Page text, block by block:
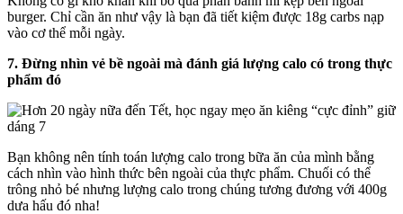
burger. Chỉ cần ăn như vậy là bạn đã tiết kiệm được 18g carbs nạp
vào cơ thể mỗi ngày.
7. Đừng nhìn vẻ bề ngoài mà đánh giá lượng calo có trong thực
phẩm đó
Bạn không nên tính toán lượng calo trong bữa ăn của mình bằng
cách nhìn vào hình thức bên ngoài của thực phẩm. Chuối có thể
trông nhỏ bé nhưng lượng calo trong chúng tương đương với 400g
dưa hấu đó nha!